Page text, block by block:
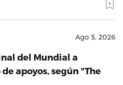
Ago 5, 2026
del Mundial a
apoyos, según "The